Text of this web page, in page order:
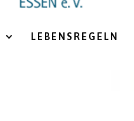
LEBENSREGELN